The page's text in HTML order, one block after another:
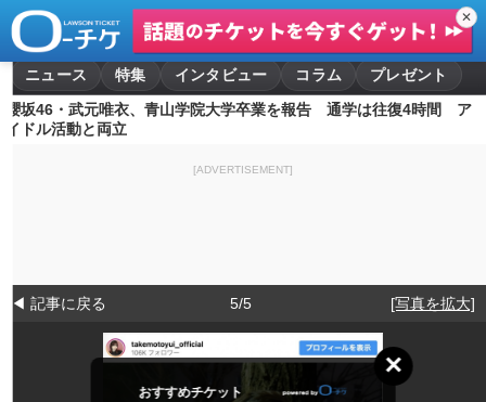
✕
ニュース 特集 インタビュー コラム
プレゼント
櫻坂46・武元唯衣、青山学院大学卒業を報告 通学は往復4時間 ア
イドル活動と両立
[ADVERTISEMENT]
◀ 記事に戻る 5/5 [写真を拡大]
×
おすすめチケット